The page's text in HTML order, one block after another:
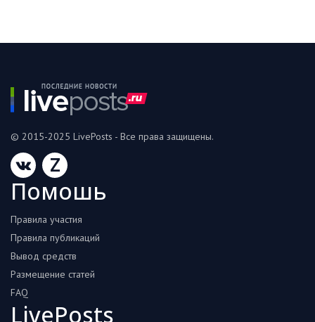
© 2015-2025 LivePosts - Все права защищены.
Z
Помошь
Правила участия
Правила публикаций
Вывод средств
Размещение статей
FAQ
LivePosts